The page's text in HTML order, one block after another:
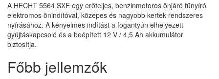
A HECHT 5564 SXE egy erőteljes, benzinmotoros önjáró fűnyíró
elektromos önindítóval, közepes és nagyobb kertek rendszeres
nyírásához. A kényelmes indítást a fogantyún elhelyezett
gyújtáskapcsoló és a beépített 12 V / 4,5 Ah akkumulátor
biztosítja.
Főbb jellemzők